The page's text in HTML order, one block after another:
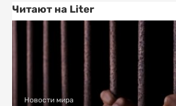
Читают на Liter
Новости мира